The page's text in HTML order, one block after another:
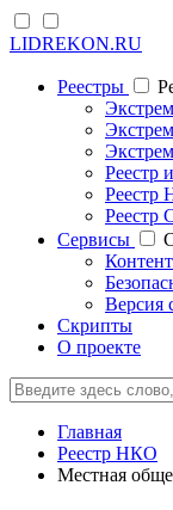
LIDREKON.RU
Реестры
Реестр
Реестр
Cервисы
Версия
Скрипты
О проекте
Главная
Реестр НКО
Местная